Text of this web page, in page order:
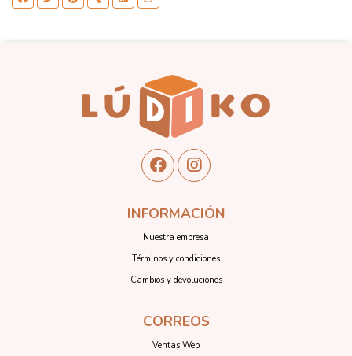
INFORMACIÓN
Nuestra empresa
Términos y condiciones
Cambios y devoluciones
CORREOS
Ventas Web